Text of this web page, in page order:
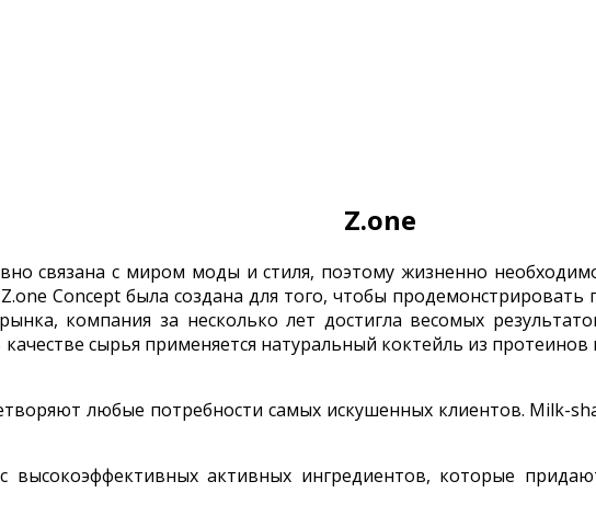
Z.one
связана с миром моды и стиля, поэтому жизненно
Concept была создана для того, чтобы
компания за несколько лет достигла весомых
сырья применяется натуральный коктейль из
любые потребности самых искушенных клиентов. Milk-
высокоэффективных активных ингредиентов, которые